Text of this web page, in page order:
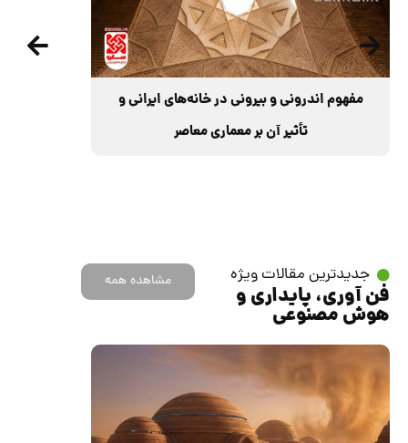
مفهوم اندرونی و بیرونی در خانه‌های ایرانی و
تأثیر آن بر معماری معاصر
جدیدترین مقالات ویژه
فن آوری، پایداری و
هوش مصنوعی
مشاهده همه